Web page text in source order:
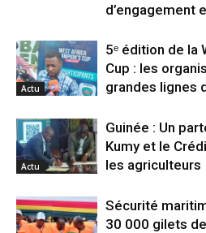
d’engagement
Actu
5ᵉ édition de la
Cup : les
grandes lignes
Actu
Guinée : Un
Kumy et le
les agriculteurs
Sécurité
30 000 gilets